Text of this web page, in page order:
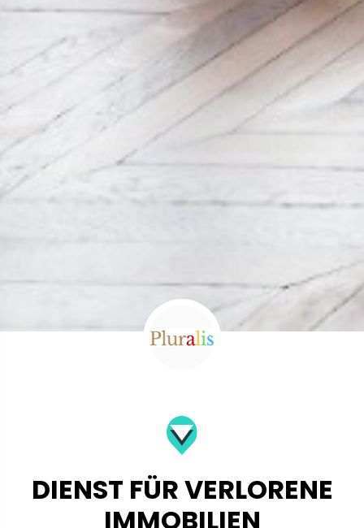
DIENST FÜR VERLORENE
IMMOBILIEN